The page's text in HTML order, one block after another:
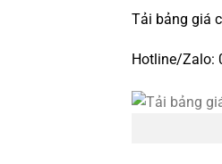
Tải bảng giá
Hotline/Zalo: